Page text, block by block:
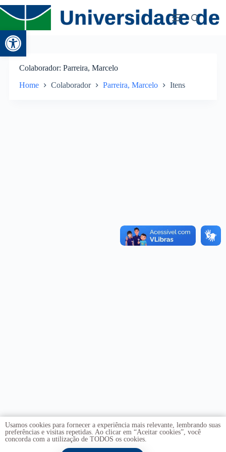
Abrir a barra de ferramentas
Colaborador Parreira, Marcelo
Home Colaborador Parreira, Marcelo Itens
Usamos cookies para fornecer a experiência mais relevante, lembrando suas
preferências e visitas repetidas. Ao clicar em “Aceitar cookies”, você
concorda com a utilização de TODOS os cookies.